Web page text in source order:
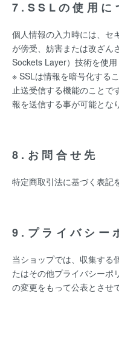
7.SSLの使用に
個人情報の入力時には、セ
が傍受、妨害または改ざん
Sockets Layer）技術を使用
※ SSLは情報を暗号化する
止送受信する機能のことで
報を送信する事が可能とな
8.お問合せ先
特定商取引法に基づく表記
9.プライバシー
当ショップでは、収集する
たはその他プライバシーポ
の変更をもって公表とさせ